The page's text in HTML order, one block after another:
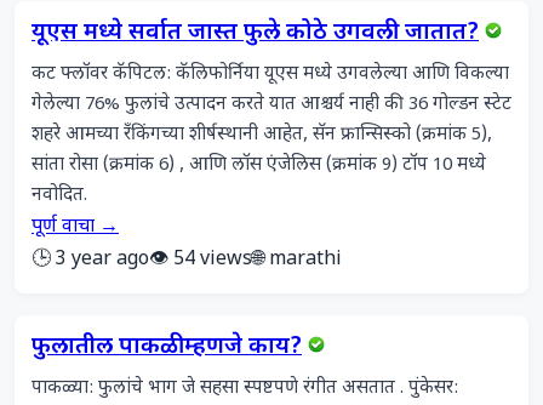
यूएस मध्ये सर्वात जास्त फुले कोठे उगवली जातात?
कट फ्लॉवर कॅपिटल: कॅलिफोर्निया यूएस मध्ये उगवलेल्या आणि विकल्या
गेलेल्या 76% फुलांचे उत्पादन करते यात आश्चर्य नाही की 36 गोल्डन स्टेट
शहरे आमच्या रँकिंगच्या शीर्षस्थानी आहेत, सॅन फ्रान्सिस्को (क्रमांक 5),
सांता रोसा (क्रमांक 6) , आणि लॉस एंजेलिस (क्रमांक 9) टॉप 10 मध्ये
नवोदित.
पूर्ण वाचा →
🕒 3 year ago👁️ 54 views🌐 marathi
फुलातील पाकळी म्हणजे काय?
पाकळ्या: फुलांचे भाग जे सहसा स्पष्टपणे रंगीत असतात . पुंकेसर: